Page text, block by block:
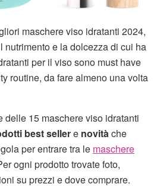
maschere viso idratanti 2024,
nutrimento e la dolcezza di cui ha
per il viso sono must have
routine, da fare almeno una volta
delle 15 maschere viso idratanti
best sellere novità che
per entrare tra le maschere
ogni prodotto trovate foto,
su prezzi e dove comprare.